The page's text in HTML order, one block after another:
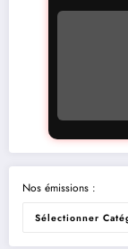
Nos émissions :